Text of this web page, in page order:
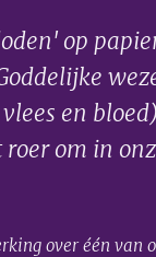
op
en
roer om in
over één van